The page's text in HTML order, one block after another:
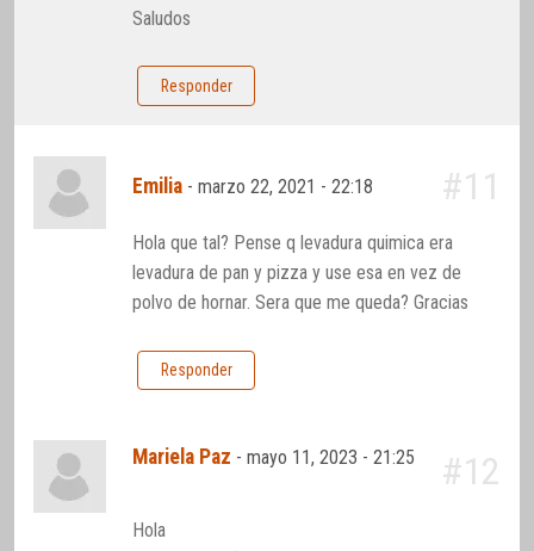
Saludos
Responder
Emilia -marzo 22, 2021 - 22:18 #11
Hola que tal? Pense q levadura quimica era
levadura de pan y pizza y use esa en vez de
polvo de hornar. Sera que me queda? Gracias
Responder
Mariela Paz -mayo 11, 2023 - 21:25 #12
Hola